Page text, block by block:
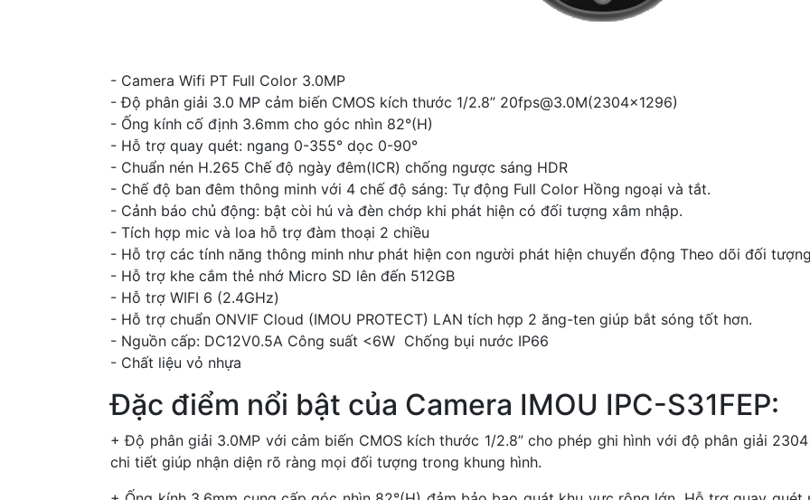
- Camera Wifi PT Full Color 3.0MP
- Độ phân giải 3.0 MP cảm biến CMOS kích thước 1/2.8” 20fps@3.0M(2304x1296)
- Ống kính cố định 3.6mm cho góc nhìn 82°(H)
- Hỗ trợ quay quét: ngang 0-355° dọc 0-90°
- Chuẩn nén H.265 Chế độ ngày đêm(ICR) chống ngược sáng HDR
- Chế độ ban đêm thông minh với 4 chế độ sáng: Tự động Full Color Hồng ngoại và tắt.
- Cảnh báo chủ động: bật còi hú và đèn chớp khi phát hiện có đối tượng xâm nhập.
- Tích hợp mic và loa hỗ trợ đàm thoại 2 chiều
- Hỗ trợ các tính năng thông minh như phát hiện con người phát hiện chuyển động Theo dõi đối
- Hỗ trợ khe cắm thẻ nhớ Micro SD lên đến 512GB
- Hỗ trợ WIFI 6 (2.4GHz)
- Hỗ trợ chuẩn ONVIF Cloud (IMOU PROTECT) LAN tích hợp 2 ăng-ten giúp bắt sóng tốt hơn.
- Nguồn cấp: DC12V0.5A Công suất <6W Chống bụi nước IP66
- Chất liệu vỏ nhựa
Đặc điểm nổi bật của Camera IMOU IPC-S31FEP:
+ Độ phân giải 3.0MP với cảm biến CMOS kích thước 1/2.8” cho phép ghi hình với độ phân giải
chi tiết giúp nhận diện rõ ràng mọi đối tượng trong khung hình.